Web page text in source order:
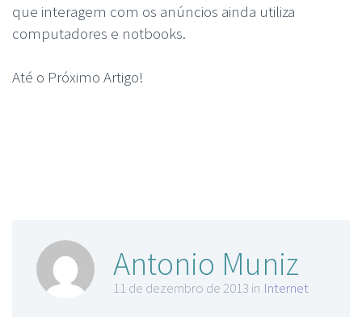
que interagem com os anúncios ainda utiliza
computadores e notbooks.
Até o Próximo Artigo!
Antonio Muniz
11 de dezembro de 2013 in Internet